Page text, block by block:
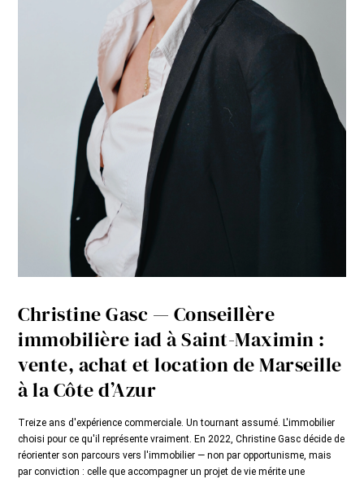
Christine Gasc — Conseillère
immobilière iad à Saint-Maximin :
vente, achat et location de Marseille
à la Côte d’Azur
Treize ans d'expérience commerciale. Un tournant assumé. L'immobilier
choisi pour ce qu'il représente vraiment. En 2022, Christine Gasc décide de
réorienter son parcours vers l'immobilier — non par opportunisme, mais
par conviction : celle que accompagner un projet de vie mérite une